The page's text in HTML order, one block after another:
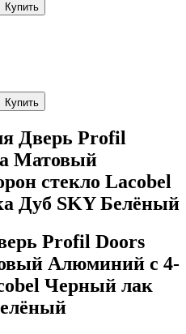
Купить
Купить
Дверь Profil
Матовый
стекло Lacobel
Дуб SKY Белёный
Profil Doors
Алюминий с 4-
Черный лак